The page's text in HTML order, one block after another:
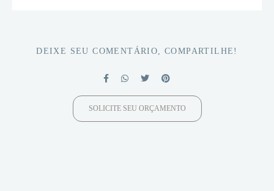
DEIXE SEU COMENTÁRIO, COMPARTILHE!
SOLICITE SEU ORÇAMENTO